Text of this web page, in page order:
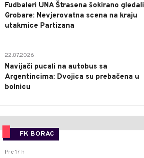
Fudbaleri UNA Štrasena šokirano gledali
Grobare: Nevjerovatna scena na kraju
utakmice Partizana
22.07.2026.
Navijači pucali na autobus sa
Argentincima: Dvojica su prebačena u
bolnicu
FK BORAC
Pre 17 h